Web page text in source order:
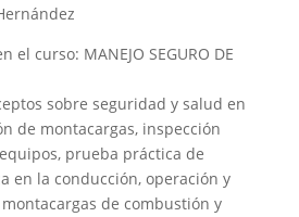
el curso: MANEJO SEGURO DE
sobre seguridad y salud en
de montacargas, inspección
prueba práctica de
en la conducción, operación y
de combustión y